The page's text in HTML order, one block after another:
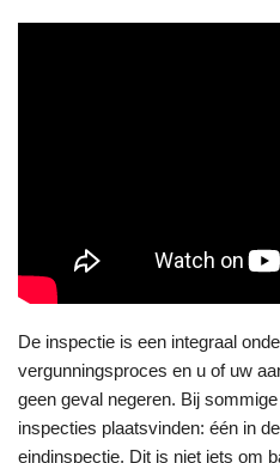
De inspectie is een integraal
vergunningsproces en u of uw
geen geval negeren. Bij
inspecties plaatsvinden: één in
eindinspectie. Dit is niet iets om